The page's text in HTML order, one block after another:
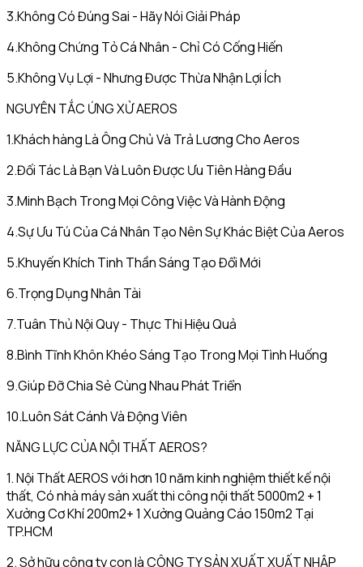
3.Không Có Đúng Sai - Hãy Nói Giải Pháp
4.Không Chứng Tỏ Cá Nhân - Chỉ Có Cống Hiến
5.Không Vụ Lợi - Nhưng Được Thừa Nhận Lợi Ích
NGUYÊN TẮC ỨNG XỬ AEROS
1.Khách hàng Là Ông Chủ Và Trả Lương Cho Aeros
2.Đối Tác Là Bạn Và Luôn Được Ưu Tiên Hàng Đầu
3.Minh Bạch Trong Mọi Công Việc Và Hành Động
4.Sự Ưu Tú Của Cá Nhân Tạo Nên Sự Khác Biệt Của Aeros
5.Khuyến Khích Tinh Thần Sáng Tạo Đổi Mới
6.Trọng Dụng Nhân Tài
7.Tuân Thủ Nội Quy - Thực Thi Hiệu Quả
8.Bình Tĩnh Khôn Khéo Sáng Tạo Trong Mọi Tình Huống
9.Giúp Đỡ Chia Sẻ Cùng Nhau Phát Triển
10.Luôn Sát Cánh Và Động Viên
NĂNG LỰC CỦA NỘI THẤT AEROS?
1. Nội Thất AEROS với hơn 10 năm kinh nghiệm thiết kế nội
thất, Có nhà máy sản xuất thi công nội thất 5000m2 + 1
Xưởng Cơ Khí 200m2+ 1 Xưởng Quảng Cáo 150m2 Tại
TP.HCM
2. Sở hữu công ty con là CÔNG TY SẢN XUẤT XUẤT NHẬP